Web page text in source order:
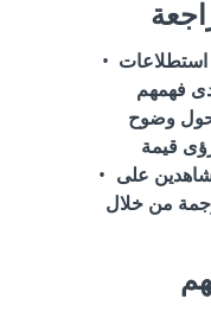
استطلاعات
فهمهم
حول وضوح
على
من خلال